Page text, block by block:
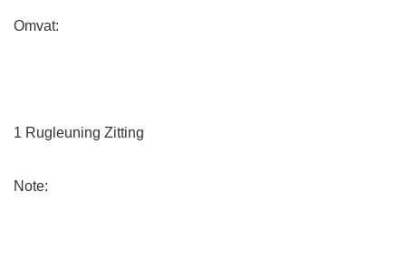
Omvat:
1 Rugleuning Zitting
Note: